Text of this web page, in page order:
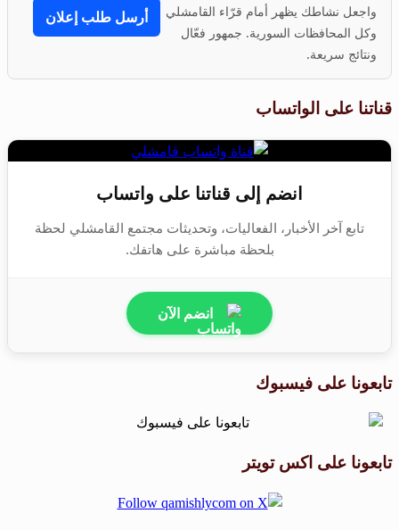
واجعل نشاطك يظهر أمام قرّاء القامشلي
وكل المحافظات السورية. جمهور فعّال
ونتائج سريعة.
أرسل طلب إعلان
قناتنا على الواتساب
انضم إلى قناتنا على واتساب
تابع آخر الأخبار، الفعاليات، وتحديثات مجتمع القامشلي لحظة
بلحظة مباشرة على هاتفك.
انضم الآن
تابعونا على فيسبوك
تابعونا على اكس تويتر